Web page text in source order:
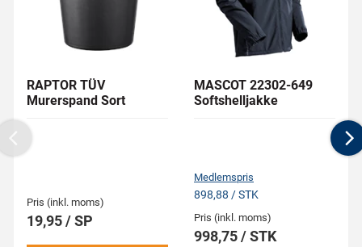
RAPTOR TÜV
Murerspand Sort
Pris (inkl. moms)
19,95 / SP
MASCOT 22302-649
Softshelljakke
Medlemspris
898,88 / STK
Pris (inkl. moms)
998,75 / STK
Previous